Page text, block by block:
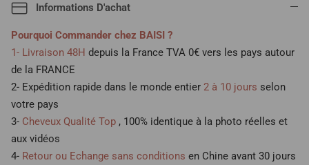
Informations D'achat
Pourquoi Commander chez BAISI ?
1- Livraison 48H depuis la France TVA 0€ vers les pays autour
de la FRANCE
2- Expédition rapide dans le monde entier 2 à 10 jours selon
votre pays
3- Cheveux Qualité Top , 100% identique à la photo réelles et
aux vidéos
4- Retour ou Echange sans conditions en Chine avant 30 jours